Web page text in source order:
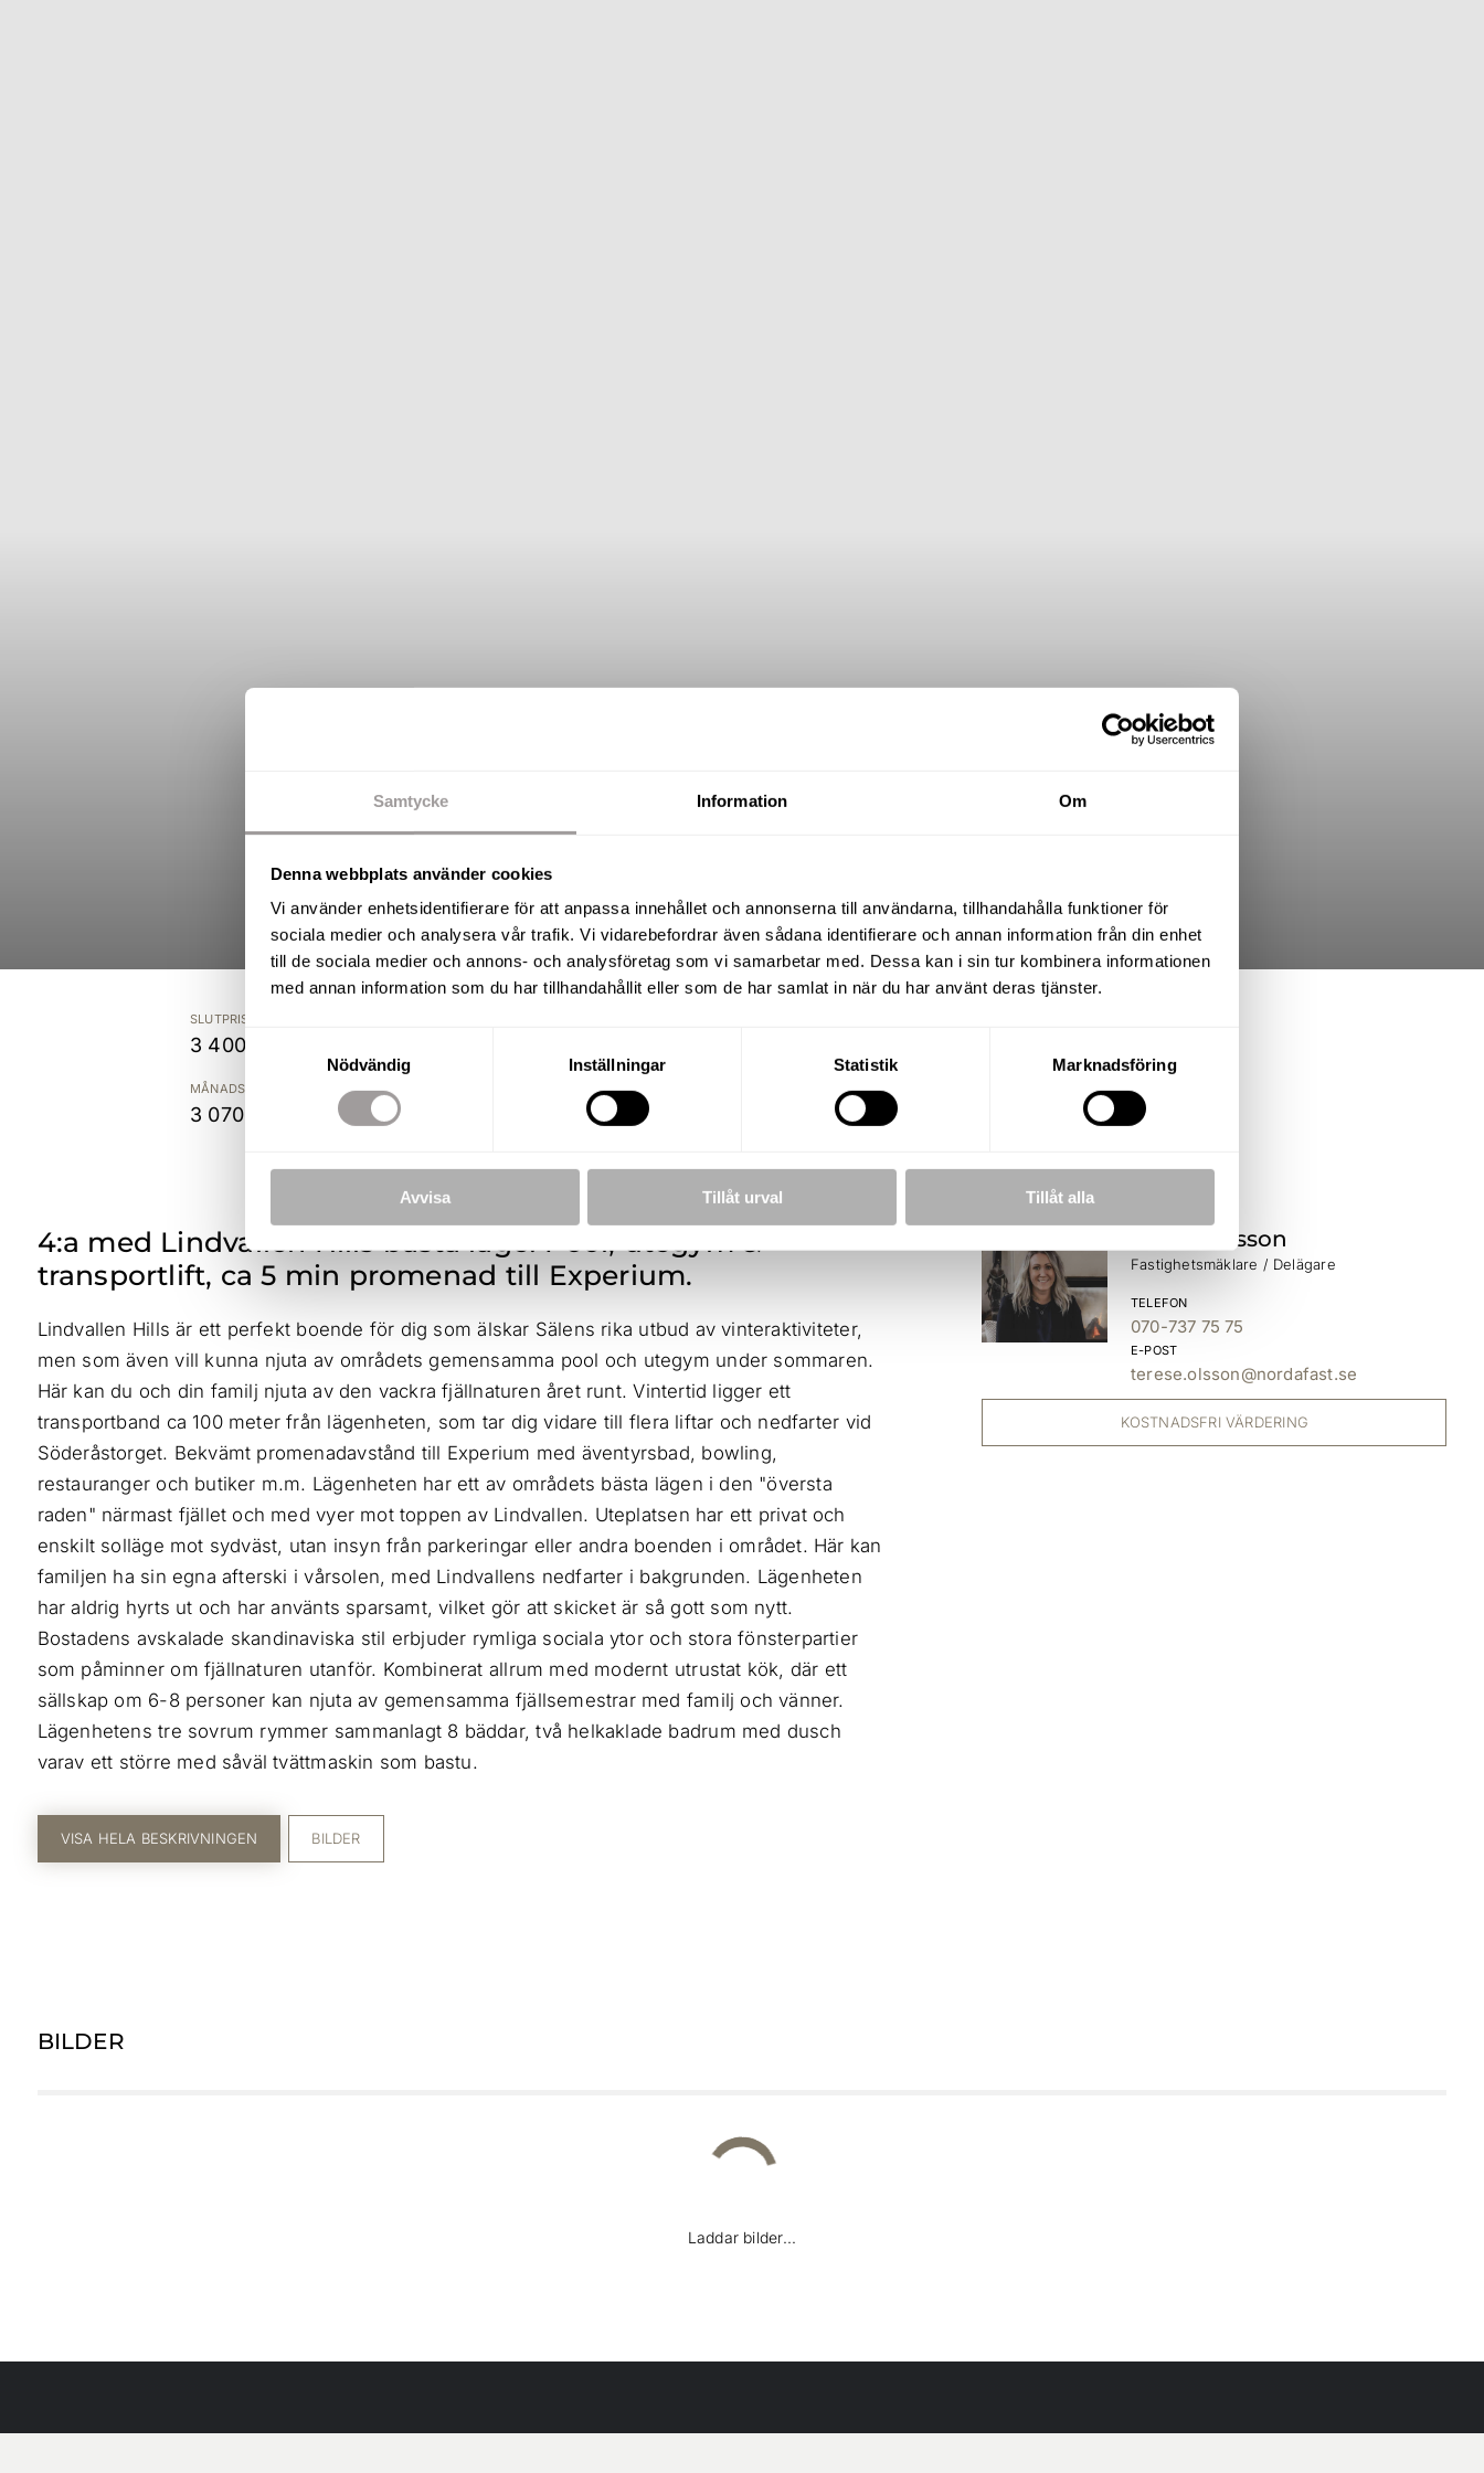
Samtycke Information Om
Denna webbplats använder cookies
Vi använder enhetsidentifierare för att anpassa innehållet och annonserna till användarna, tillhandahålla funktioner för
sociala medier och analysera vår trafik. Vi vidarebefordrar även sådana identifierare och annan information från din enhet
till de sociala medier och annons- och analysföretag som vi samarbetar med. Dessa kan i sin tur kombinera informationen
med annan information som du har tillhandahållit eller som de har samlat in när du har använt deras tjänster.
Samtyckesval
Nödvändig
Inställningar Statistik Marknadsföring
Avvisa Tillåt urval Tillåt alla
Tjäderåsvägen 12A, Lindvallen
SLUTPRIS
3 400 000 kr
MÅNADSAVGIFT
3 070 kr
UPPLÅTELSEFORM
Bostadsrätt
4:a med Lindvallen Hills bästa läge! Pool, utegym &
transportlift, ca 5 min promenad till Experium.
Lindvallen Hills är ett perfekt boende för dig som älskar Sälens rika utbud av vinteraktiviteter,
men som även vill kunna njuta av områdets gemensamma pool och utegym under sommaren.
Här kan du och din familj njuta av den vackra fjällnaturen året runt. Vintertid ligger ett
transportband ca 100 meter från lägenheten, som tar dig vidare till flera liftar och nedfarter vid
Söderåstorget. Bekvämt promenadavstånd till Experium med äventyrsbad, bowling,
restauranger och butiker m.m. Lägenheten har ett av områdets bästa lägen i den "översta
raden" närmast fjället och med vyer mot toppen av Lindvallen. Uteplatsen har ett privat och
enskilt solläge mot sydväst, utan insyn från parkeringar eller andra boenden i området. Här kan
familjen ha sin egna afterski i vårsolen, med Lindvallens nedfarter i bakgrunden. Lägenheten
har aldrig hyrts ut och har använts sparsamt, vilket gör att skicket är så gott som nytt.
Bostadens avskalade skandinaviska stil erbjuder rymliga sociala ytor och stora fönsterpartier
som påminner om fjällnaturen utanför. Kombinerat allrum med modernt utrustat kök, där ett
sällskap om 6-8 personer kan njuta av gemensamma fjällsemestrar med familj och vänner.
Lägenhetens tre sovrum rymmer sammanlagt 8 bäddar, två helkaklade badrum med dusch
varav ett större med såväl tvättmaskin som bastu.
VISA HELA BESKRIVNINGEN BILDER
Terése Olsson
Fastighetsmäklare / Delägare
TELEFON
070-737 75 75
E-POST
terese.olsson@nordafast.se
KOSTNADSFRI VÄRDERING
BILDER
Laddar bilder...